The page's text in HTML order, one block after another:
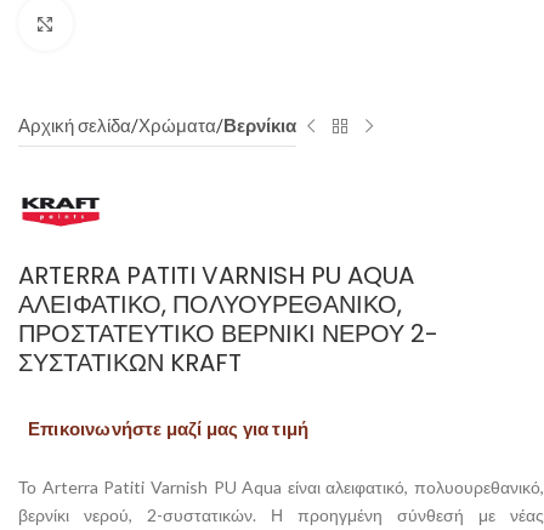
Αρχική σελίδα Χρώματα Βερνίκια
ARTERRA PATITI VARNISH PU AQUA
ΑΛΕΙΦΑΤΙΚΌ, ΠΟΛΥΟΥΡΕΘΑΝΙΚΌ,
ΠΡΟΣΤΑΤΕΥΤΙΚΌ ΒΕΡΝΊΚΙ ΝΕΡΟΎ 2-
ΣΥΣΤΑΤΙΚΏΝ KRAFT
Επικοινωνήστε μαζί μας για τιμή
Το Arterra Patiti Varnish PU Aqua είναι αλειφατικό, πολυουρεθανικό,
βερνίκι νερού, 2-συστατικών. Η προηγμένη σύνθεσή με νέας